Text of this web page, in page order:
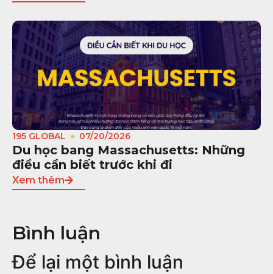
195 GLOBAL 07/20/2026
Du học bang Massachusetts: Những
điều cần biết trước khi đi
Xem thêm
Bình luận
Để lại một bình luận